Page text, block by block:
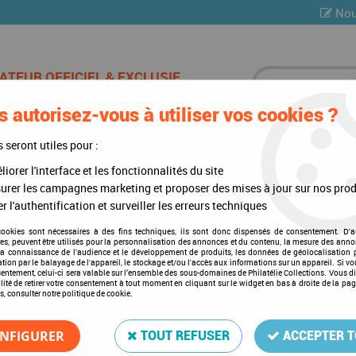
DE CHAMPAGNE
>Mises à jour annuelles >Mises à jour 2016 Suède 2016 Feuilles
Suède 2016 Feuilles
Soyez le premier à donner votre
DA9656
autorisez-vous à utiliser vos cookies ?
seront utiles pour :
l'interface et les fonctionnalités du site
les campagnes marketing et proposer des mises à jour sur nos
l'authentification et surveiller les erreurs techniques
sont nécessaires à des fins techniques, ils sont donc dispensés de consentement.
peuvent être utilisés pour la personnalisation des annonces et du contenu, la mesure des
connaissance de l'audience et le développement de produits, les données de géolocalisation
par le balayage de l'appareil, le stockage et/ou l'accès aux informations sur un appareil. Si
celui-ci sera valable sur l’ensemble des sous-domaines de Philatélie Collections. Vous
de retirer votre consentement à tout moment en cliquant sur le widget en bas à droite de la
consulter notre politique de cookie.
TOUT REFUSER ACCEPTER